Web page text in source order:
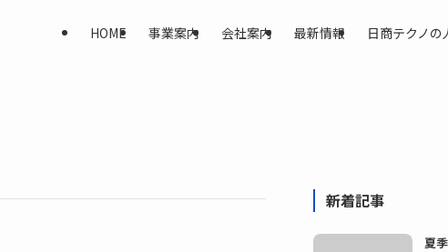
HOME 事業案内 会社案内 最新情報 日商テクノの
新着記事
夏